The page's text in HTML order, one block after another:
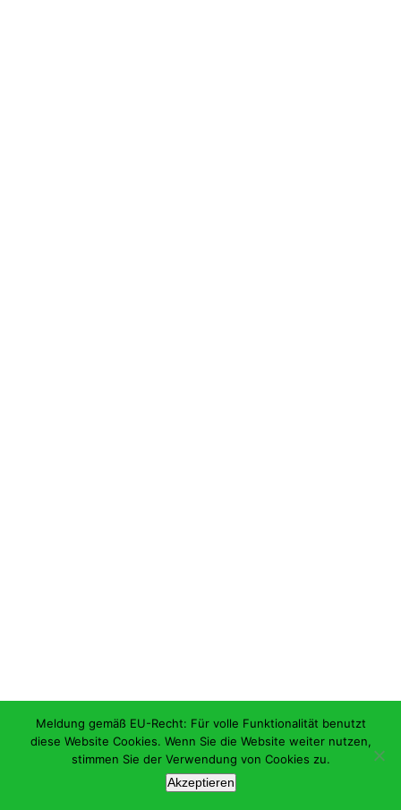
Meldung gemäß EU-Recht: Für volle Funktionalität benutzt
diese Website Cookies. Wenn Sie die Website weiter nutzen,
stimmen Sie der Verwendung von Cookies zu.
Akzeptieren